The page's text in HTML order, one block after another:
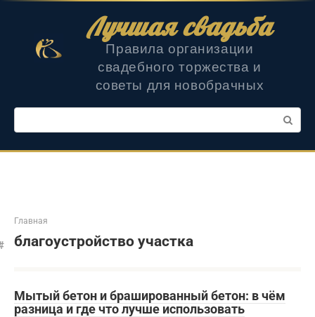
Лучшая свадьба
Правила организации
свадебного торжества и
советы для новобрачных
Поиск:
Главная
благоустройство участка
Мытый бетон и брашированный бетон: в чём
разница и где что лучше использовать